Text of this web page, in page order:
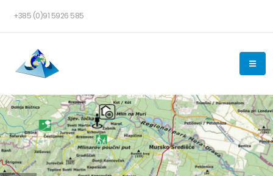
+385 (0)91 5926 585